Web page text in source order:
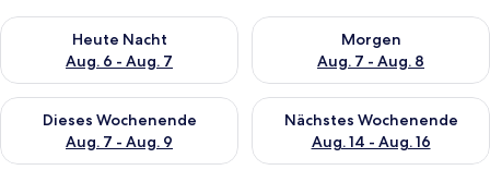
Heute Nacht
Aug. 6 - Aug. 7
Überprüfe die Verfügbarkeit für heute Nacht, Aug. 6 - Aug. 7.
Morgen
Aug. 7 - Aug. 8
Überprüfe die Verfügbarkeit
Dieses Wochenende
Aug. 7 - Aug. 9
Überprüfe die Verfügbarkeit für dieses Wochenende, Aug. 7
Nächstes Wochenende
Aug. 14 - Aug. 16
Überprüfe die Verfügbarkeit